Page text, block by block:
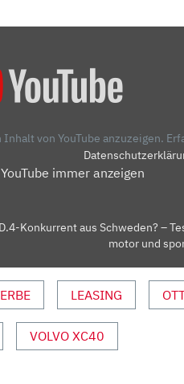
von YouTube anzuzeigen.
immer anzeigen
Konkurrent aus Schweden? –
motor und
LEASING
VOLVO XC40